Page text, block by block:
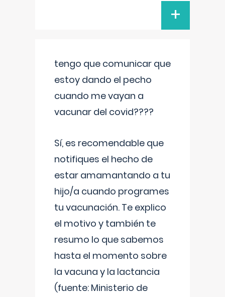
+
tengo que comunicar que
estoy dando el pecho
cuando me vayan a
vacunar del covid????
Sí, es recomendable que
notifiques el hecho de
estar amamantando a tu
hijo/a cuando programes
tu vacunación. Te explico
el motivo y también te
resumo lo que sabemos
hasta el momento sobre
la vacuna y la lactancia
(fuente: Ministerio de